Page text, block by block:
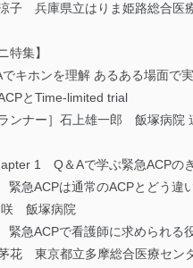
子 兵庫県立はりま姫路総合医
特集】
キホンを理解 あるある場面で
とTime-limited trial
ランナー］石上雄一郎 飯塚病院
1 Q＆Aで学ぶ緊急ACPの
急ACPは通常のACPとどう違
咲 飯塚病院
急ACPで看護師に求められる
花 東京都立多摩総合医療セン